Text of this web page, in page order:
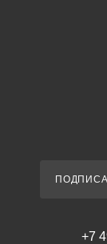
+7